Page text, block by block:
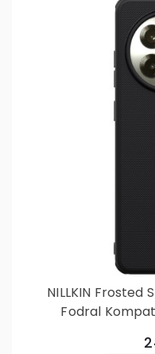
NILLKIN Frosted
Fodral